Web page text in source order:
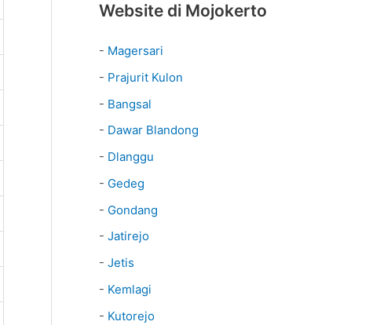
Website di Mojokerto
- Magersari
- Prajurit Kulon
- Bangsal
- Dawar Blandong
- Dlanggu
- Gedeg
- Gondang
- Jatirejo
- Jetis
- Kemlagi
- Kutorejo